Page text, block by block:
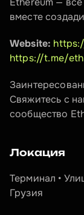
вместе
Website:
https://t.me/
Свяжитесь с
сообщество
Локация
Терминал •
Грузия